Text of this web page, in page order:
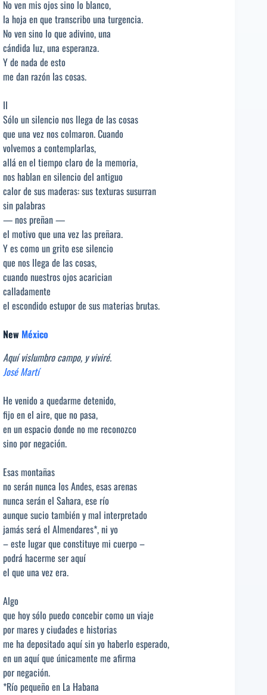
No ven mis ojos sino lo blanco,
la hoja en que transcribo una turgencia.
No ven sino lo que adivino, una
cándida luz, una esperanza.
Y de nada de esto
me dan razón las cosas.
II
Sólo un silencio nos llega de las cosas
que una vez nos colmaron. Cuando
volvemos a contemplarlas,
allá en el tiempo claro de la memoria,
nos hablan en silencio del antiguo
calor de sus maderas: sus texturas susurran
sin palabras
— nos preñan —
el motivo que una vez las preñara.
Y es como un grito ese silencio
que nos llega de las cosas,
cuando nuestros ojos acarician
calladamente
el escondido estupor de sus materias brutas.
New México
Aquí vislumbro campo, y viviré.
José Martí
He venido a quedarme detenido,
fijo en el aire, que no pasa,
en un espacio donde no me reconozco
sino por negación.
Esas montañas
no serán nunca los Andes, esas arenas
nunca serán el Sahara, ese río
aunque sucio también y mal interpretado
jamás será el Almendares*, ni yo
– este lugar que constituye mi cuerpo –
podrá hacerme ser aquí
el que una vez era.
Algo
que hoy sólo puedo concebir como un viaje
por mares y ciudades e historias
me ha depositado aquí sin yo haberlo esperado,
en un aquí que únicamente me afirma
por negación.
*Río pequeño en La Habana